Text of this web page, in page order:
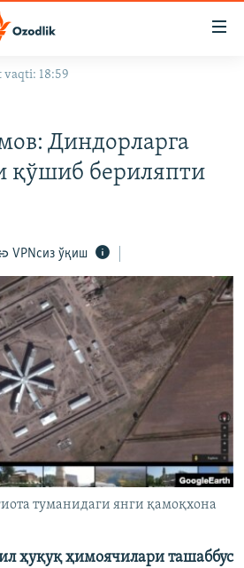
vaqti: 18:59
Диндорларга
қўшиб бериляпти
VPNсиз ўқиш
туманидаги янги қамоқхона
ҳуқуқ ҳимоячилари ташаббус